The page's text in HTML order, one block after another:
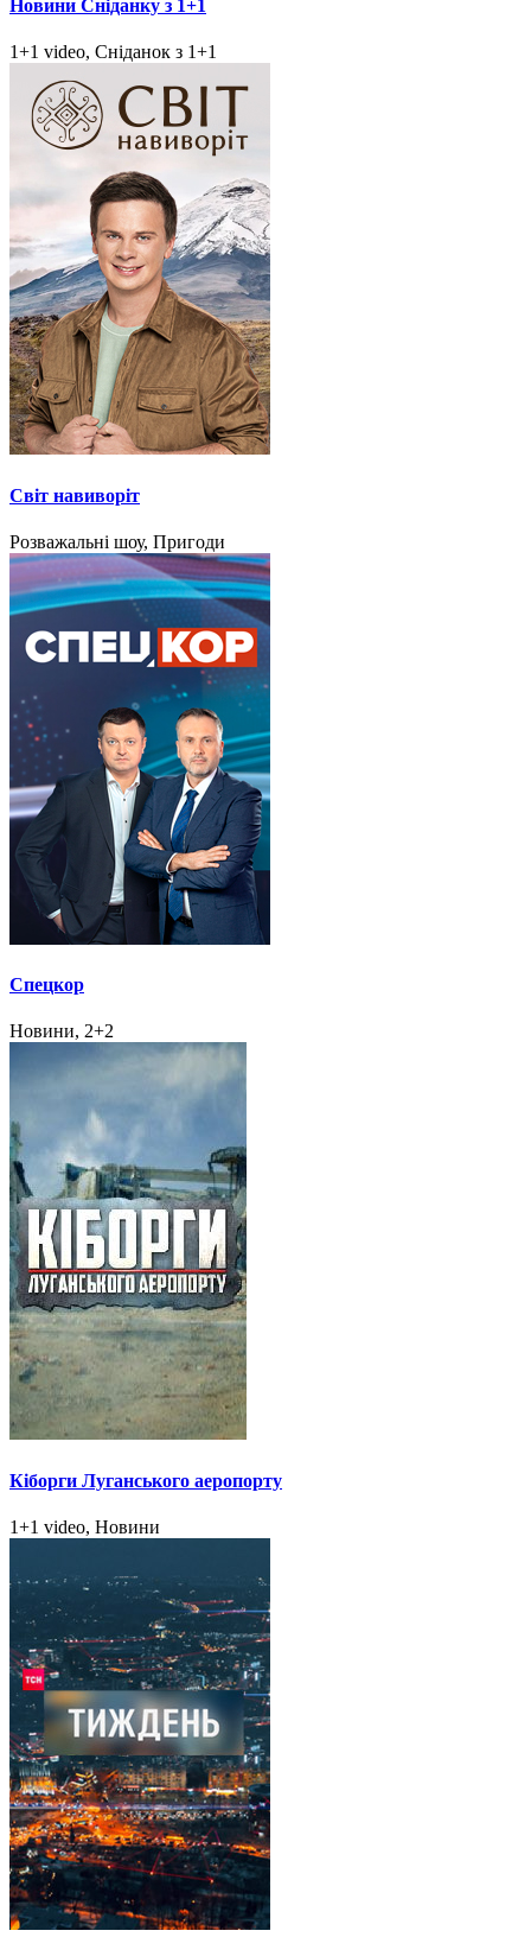
Новини Сніданку з 1+1
1+1 video, Сніданок з 1+1
Світ навиворіт
Розважальні шоу, Пригоди
Спецкор
Новини, 2+2
Кіборги Луганського аеропорту
1+1 video, Новини